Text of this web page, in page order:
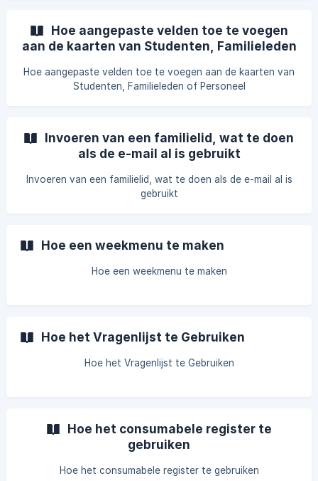
Hoe aangepaste velden toe te voegen
aan de kaarten van Studenten, Familieleden
Hoe aangepaste velden toe te voegen aan de kaarten van
Studenten, Familieleden of Personeel
Invoeren van een familielid, wat te doen
als de e-mail al is gebruikt
Invoeren van een familielid, wat te doen als de e-mail al is
gebruikt
Hoe een weekmenu te maken
Hoe een weekmenu te maken
Hoe het Vragenlijst te Gebruiken
Hoe het Vragenlijst te Gebruiken
Hoe het consumabele register te
gebruiken
Hoe het consumabele register te gebruiken